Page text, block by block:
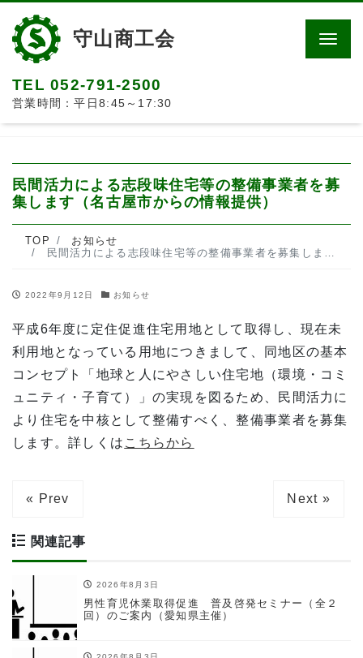
守山商工会
TEL 052-791-2500
営業時間：平日8:45～17:30
民間活力による志段味住宅等の整備事業者を募
集します（名古屋市からの情報提供）
TOP
お知らせ
民間活力による志段味住宅等の整備事業者を募集します（名古屋市からの情報提供）
2022年9月12日 お知らせ
平成6年度に定住促進住宅用地として取得し、現在未
利用地となっている用地につきまして、同地区の基本
コンセプト「地球と人にやさしい住宅地（環境・コミ
ュニティ・子育て）」の実現を図るため、民間活力に
より住宅を中核として整備すべく、整備事業者を募集
します。詳しくは こちらから
« Prev Next »
関連記事
2026年8月3日
男性育児休業取得促進 普及啓発セミナー（全２
回）のご案内（愛知県主催）